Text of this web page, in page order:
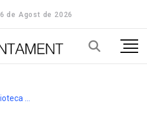
de Agost de 2026